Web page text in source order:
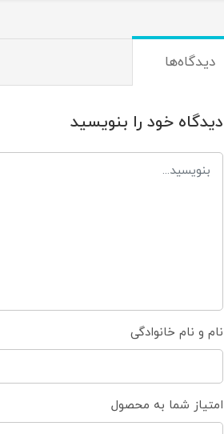
دیدگاه‌ها
دیدگاه خود را بنویسید
نام و نام خانوادگی
امتیاز شما به محصول